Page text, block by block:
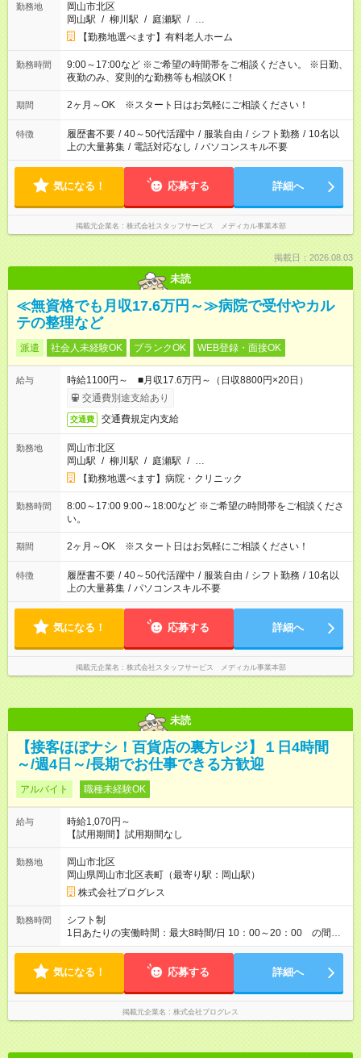
勤務地
岡山市北区
岡山駅 / 柳川駅 / 庭瀬駅 / …
【勤務地選べます】有料老人ホーム
勤務時間
9:00～17:00など ※ご希望の時間帯をご相談ください。 ※日勤、
夜勤のみ、変則的な勤務等も相談OK！
期間 2ヶ月～OK ※スタート日はお気軽にご相談ください！
特徴 履歴書不要 / 40～50代活躍中 / 服装自由 / シフト勤務 / 10名以
上の大量募集 / 電話対応なし / パソコンスキル不要
気になる！ 応募する 詳細へ
掲載元企業名 株式会社スタッフサービス メディカル事業本部
掲載日：2026.08.03
未読
≪無資格でも月収17.6万円～≫病院で受付やカル
テの整理など
派遣 社会人未経験OK ブランクOK WEB登録・面接OK
給与
時給1100円～ ■月収17.6万円～（日収8800円×20日）
交通費別途支給あり
交通費 交通費規定内支給
勤務地
岡山市北区
岡山駅 / 柳川駅 / 庭瀬駅 / …
【勤務地選べます】病院・クリニック
勤務時間
8:00～17:00 9:00～18:00など ※ご希望の時間帯をご相談くださ
い。
期間 2ヶ月～OK ※スタート日はお気軽にご相談ください！
特徴 履歴書不要 / 40～50代活躍中 / 服装自由 / シフト勤務 / 10名以
上の大量募集 / パソコンスキル不要
気になる！ 応募する 詳細へ
掲載元企業名 株式会社スタッフサービス メディカル事業本部
未読
【接客ほぼナシ！百貨店の裏方レジ】１日4時間
～/週4日～/長期でお仕事できる方歓迎
アルバイト 職種未経験OK
給与
時給1,070円～
【試用期間】試用期間なし
勤務地
岡山市北区
岡山県岡山市北区表町（最寄り駅：岡山駅）
株式会社プログレス
勤務時間
シフト制
1日あたりの実働時間：最大8時間/日 10：00～20：00 の間で4
時間～ ご希望の勤務時間をご相談ください。 ※実働6時間で休憩
日勤務できる方歓迎！ 平日のみの勤務の方、相談可能です！
【勤務形態】シフト制
気になる！ 応募する 詳細へ
掲載元企業名 株式会社プログレス